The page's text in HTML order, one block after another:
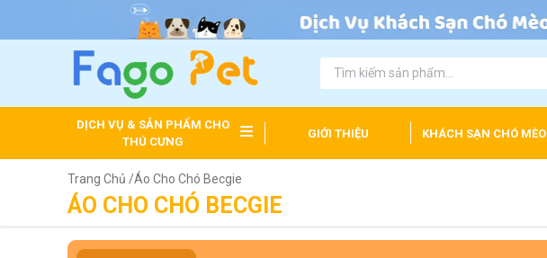
DỊCH VỤ & SẢN PHẨM CHO
THÚ CƯNG
GIỚI THIỆU KHÁCH SẠN CHÓ MÈO
Trang Chủ /Áo Cho Chó Becgie
ÁO CHO CHÓ BECGIE